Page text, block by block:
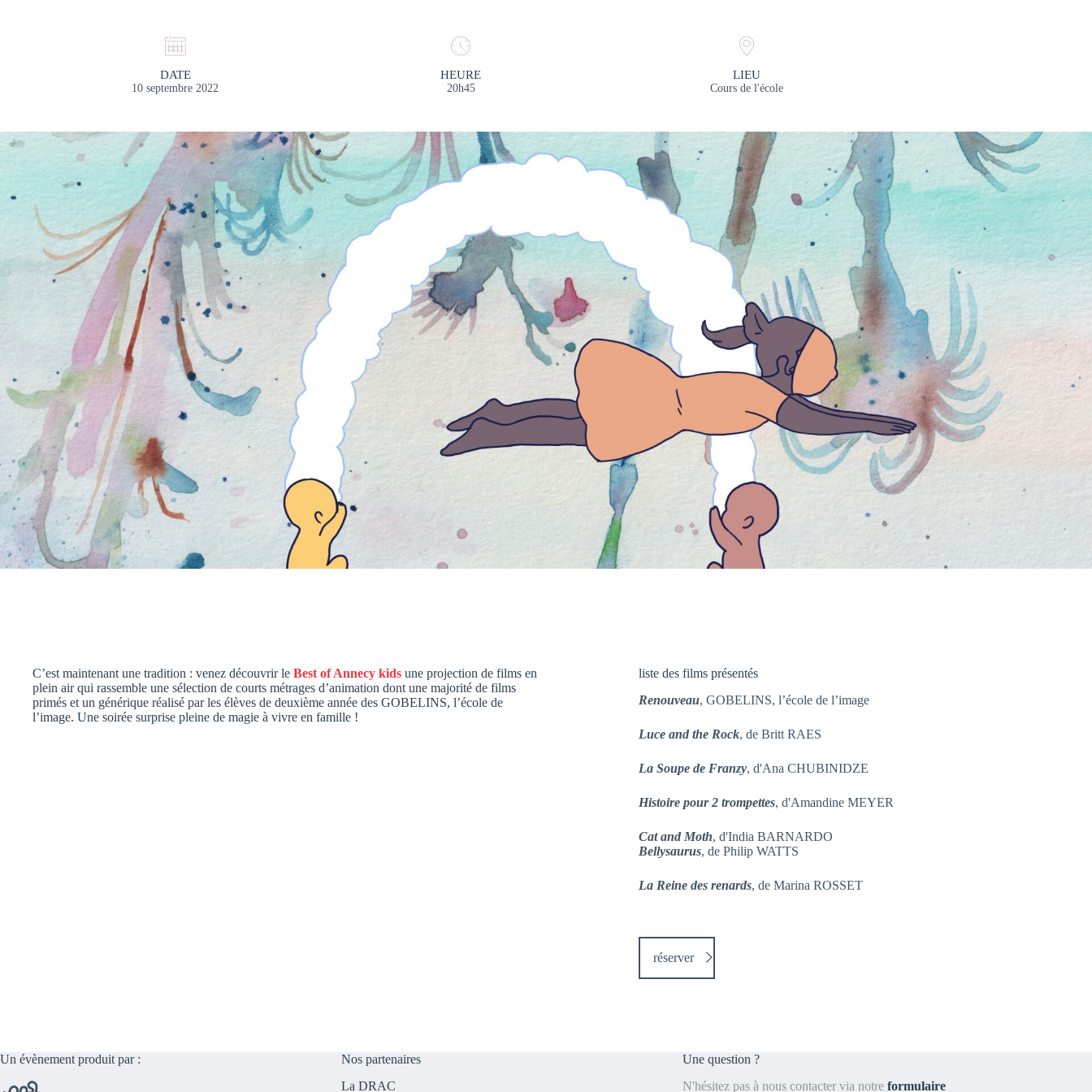
DATE
10 septembre 2022
HEURE
20h45
LIEU
Cours de l'école
C’est maintenant une tradition : venez découvrir le Best of Annecy kids une projection de films en
plein air qui rassemble une sélection de courts métrages d’animation dont une majorité de films
primés et un générique réalisé par les élèves de deuxième année des GOBELINS, l’école de
l’image. Une soirée surprise pleine de magie à vivre en famille !
liste des films présentés
Renouveau, GOBELINS, l’école de l’image
Luce and the Rock, de Britt RAES
La Soupe de Franzy, d'Ana CHUBINIDZE
Histoire pour 2 trompettes, d'Amandine MEYER
Cat and Moth, d'India BARNARDO
Bellysaurus, de Philip WATTS
La Reine des renards, de Marina ROSSET
réserver
Un évènement produit par :
Nos partenaires
La DRAC
Une question ?
N'hésitez pas à nous contacter via notre formulaire